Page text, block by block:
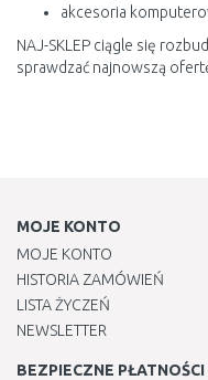
akcesoria
NAJ-SKLEP ciągle się
sprawdzać najnowszą
MOJE KONTO
MOJE KONTO
HISTORIA ZAMÓWIEŃ
LISTA ŻYCZEŃ
NEWSLETTER
BEZPIECZNE